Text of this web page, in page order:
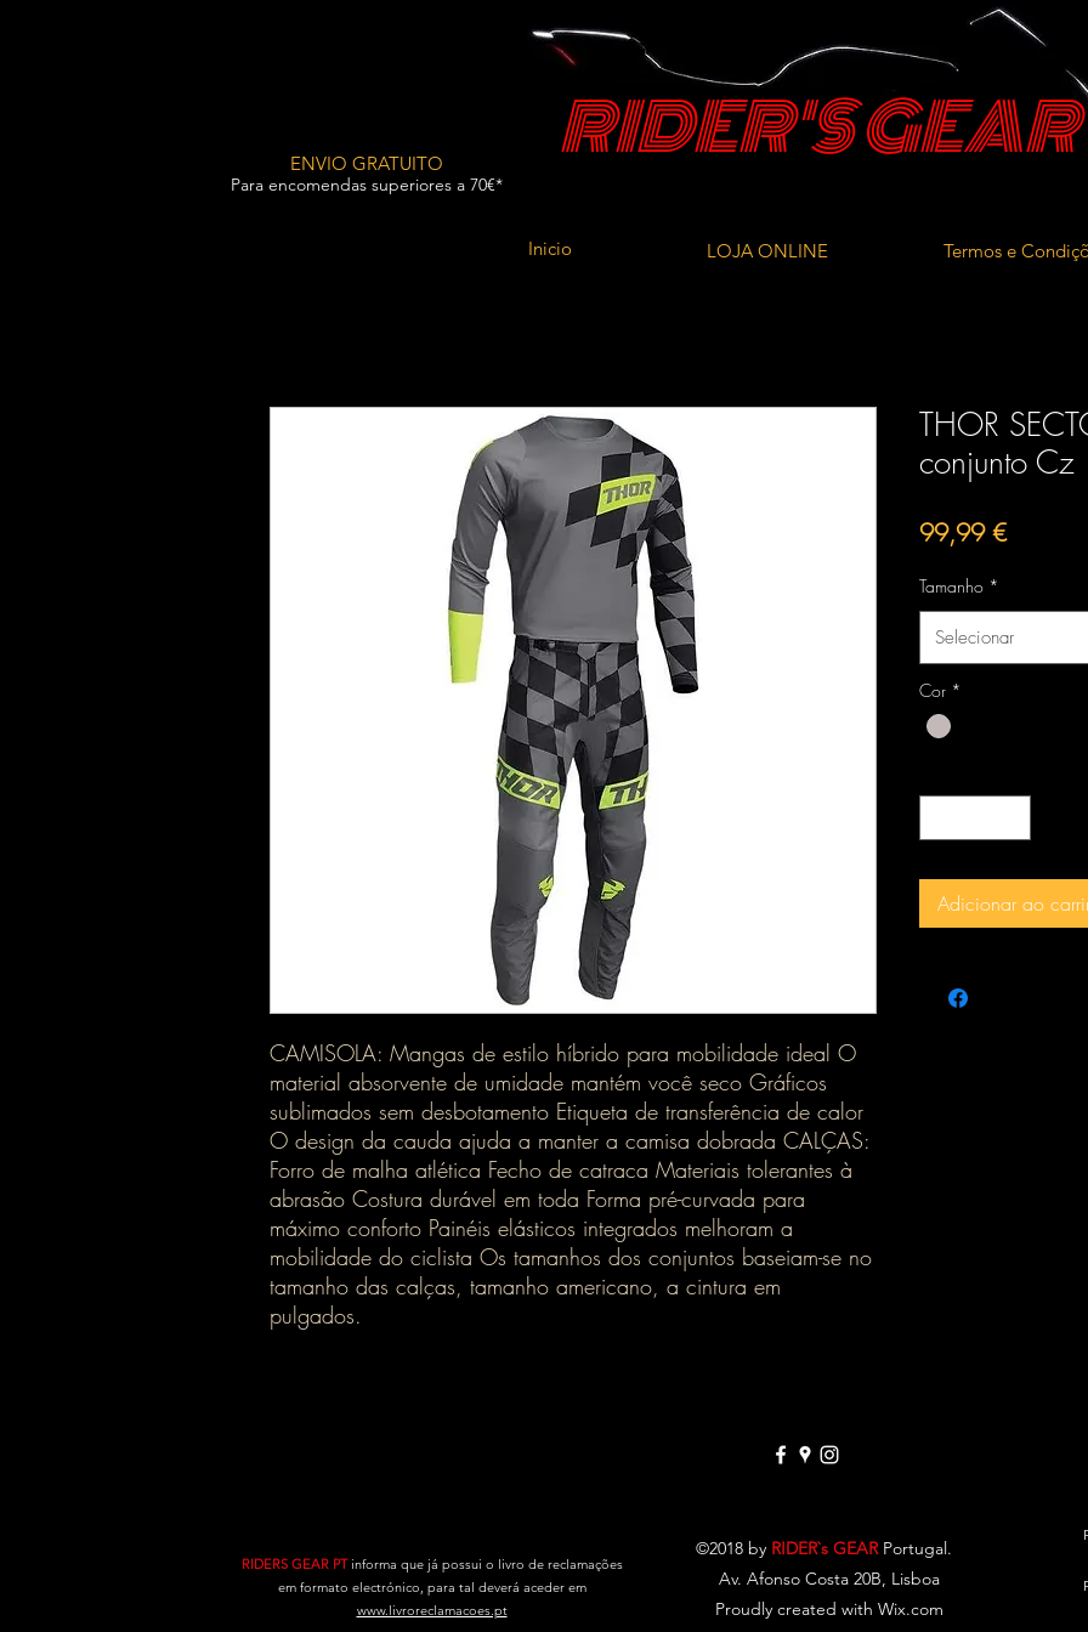
RIDER'S GEAR
ENVIO GRATUITO
Para encomendas superiores a 70€*
CAMISOLA: Mangas de estilo híbrido para mobilidade ideal O
material absorvente de umidade mantém você seco Gráficos
sublimados sem desbotamento Etiqueta de transferência de calor
O design da cauda ajuda a manter a camisa dobrada CALÇAS:
Forro de malha atlética Fecho de catraca Materiais tolerantes à
abrasão Costura durável em toda Forma pré-curvada para
máximo conforto Painéis elásticos integrados melhoram a
mobilidade do ciclista Os tamanhos dos conjuntos baseiam-se no
tamanho das calças, tamanho americano, a cintura em
pulgados.
THOR
conjunto Cz
99,99 €Preço
Tamanho *
Selecionar
Cor *
Adicionar ao
Inicio LOJA ONLINE Termos e
©2018 by RIDER`s GEAR Portugal.
Av. Afonso Costa 20B, Lisboa
Proudly created with Wix.com
RIDERS GEAR PTinforma que já possui o livro de reclamações
em formato electrónico, para tal deverá aceder em
www.livroreclamacoes.pt